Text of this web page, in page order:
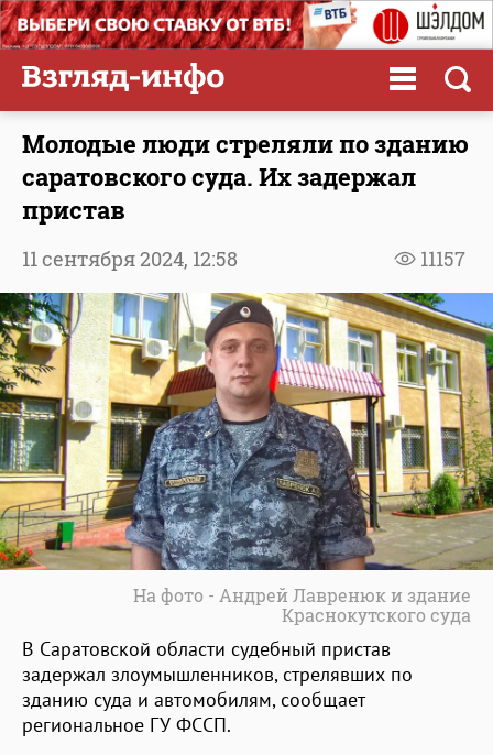
Молодые люди стреляли по зданию
саратовского суда. Их задержал
пристав
11157
11 сентября 2024, 12:58
На фото - Андрей Лавренюк и здание
Краснокутского суда
В Саратовской области судебный пристав
задержал злоумышленников, стрелявших по
зданию суда и автомобилям, сообщает
региональное ГУ ФССП.